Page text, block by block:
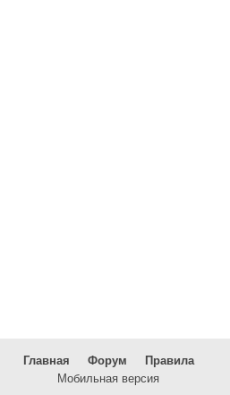
Главная Форум
Правила
Мобильная версия